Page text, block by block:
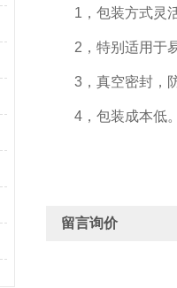
1，包装方式灵
2，特别适用于易
3，真空密封，防
4，包装成本低
留言询价